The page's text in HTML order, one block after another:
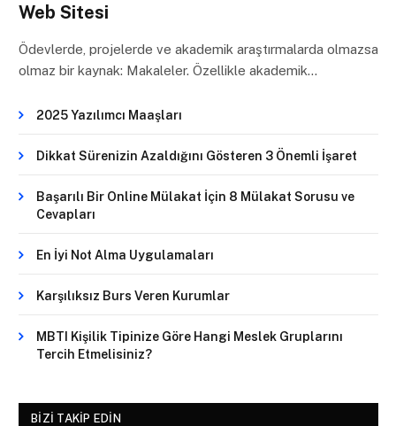
Web Sitesi
Ödevlerde, projelerde ve akademik araştırmalarda olmazsa
olmaz bir kaynak: Makaleler. Özellikle akademik…
2025 Yazılımcı Maaşları
Dikkat Sürenizin Azaldığını Gösteren 3 Önemli İşaret
Başarılı Bir Online Mülakat İçin 8 Mülakat Sorusu ve
Cevapları
En İyi Not Alma Uygulamaları
Karşılıksız Burs Veren Kurumlar
MBTI Kişilik Tipinize Göre Hangi Meslek Gruplarını
Tercih Etmelisiniz?
BIZI TAKIP EDIN